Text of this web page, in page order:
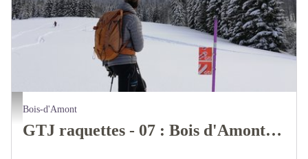
Bois-d'Amont
GTJ raquettes - 07 : Bois d'Amont - La Darbella